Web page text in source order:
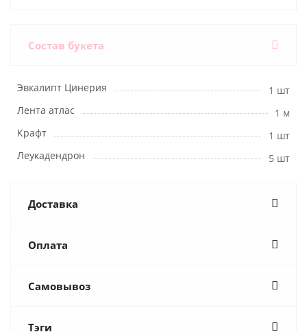
Состав букета
Эвкалипт Цинерия
1 шт
Лента атлас
1 м
Крафт
1 шт
Леукадендрон
5 шт
Доставка
Оплата
Самовывоз
Тэги